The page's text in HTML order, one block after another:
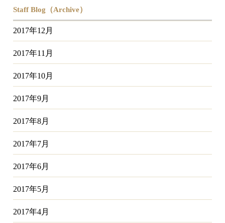
Staff Blog（Archive）
2017年12月
2017年11月
2017年10月
2017年9月
2017年8月
2017年7月
2017年6月
2017年5月
2017年4月